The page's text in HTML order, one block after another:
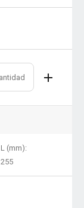
L (mm):
255